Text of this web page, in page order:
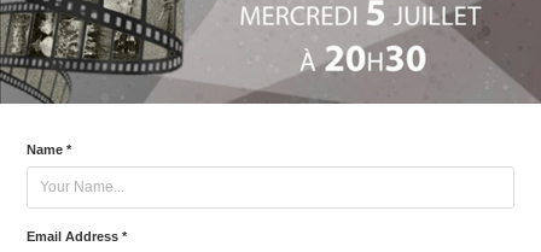
Name *
Email Address *